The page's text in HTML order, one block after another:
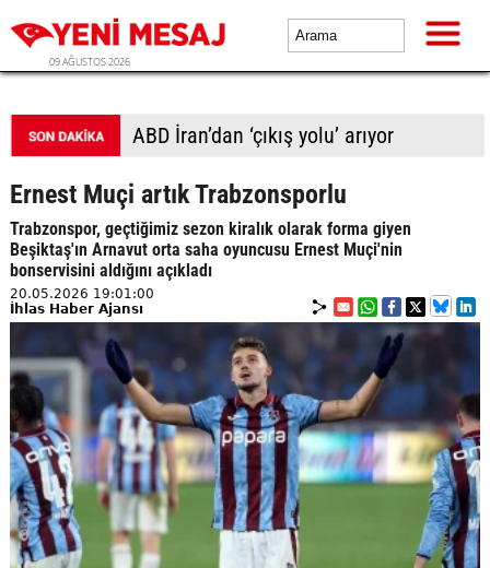
09 AĞUSTOS 2026
ABD İran’dan ‘çıkış yolu’ arıyor
Ernest Muçi artık Trabzonsporlu
Trabzonspor, geçtiğimiz sezon kiralık olarak forma giyen
Beşiktaş'ın Arnavut orta saha oyuncusu Ernest Muçi'nin
bonservisini aldığını açıkladı
20.05.2026 19:01:00
İhlas Haber Ajansı